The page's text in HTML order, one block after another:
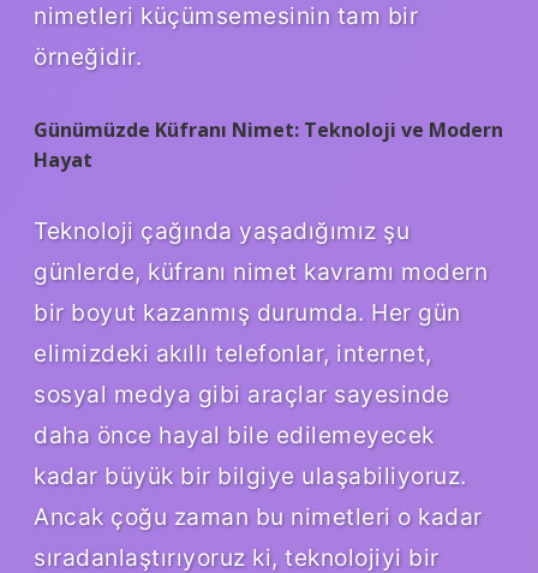
nimetleri küçümsemesinin tam bir
örneğidir.
Günümüzde Küfranı Nimet: Teknoloji ve Modern
Hayat
Teknoloji çağında yaşadığımız şu
günlerde, küfranı nimet kavramı modern
bir boyut kazanmış durumda. Her gün
elimizdeki akıllı telefonlar, internet,
sosyal medya gibi araçlar sayesinde
daha önce hayal bile edilemeyecek
kadar büyük bir bilgiye ulaşabiliyoruz.
Ancak çoğu zaman bu nimetleri o kadar
sıradanlaştırıyoruz ki, teknolojiyi bir